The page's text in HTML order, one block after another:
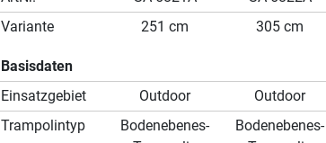
Variante
251 cm 305 cm
Basisdaten
Einsatzgebiet
Outdoor Outdoor
Trampolintyp
Bodenebenes-
Bodenebenes-